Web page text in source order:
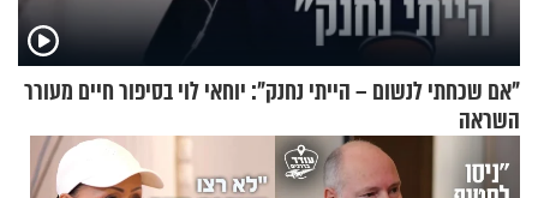
"אם שכחתי לנשום – הייתי נחנק": יוחאי לוי בסיפור חיים מעורר
השראה